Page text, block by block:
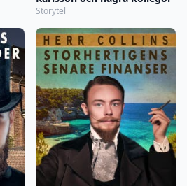
Storytel